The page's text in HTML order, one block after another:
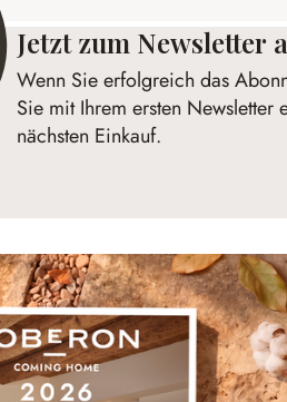
Jetzt zum Newsletter
Wenn Sie erfolgreich das
Sie mit Ihrem ersten Newsletter
nächsten Einkauf.